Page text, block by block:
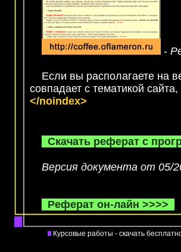
-
Если вы располагаете на
совпадает с тематикой
</noindex>
Скачать реферат с
Версия документа от 05/
Реферат он-лайн >>>>
Курсовые работы - скачать